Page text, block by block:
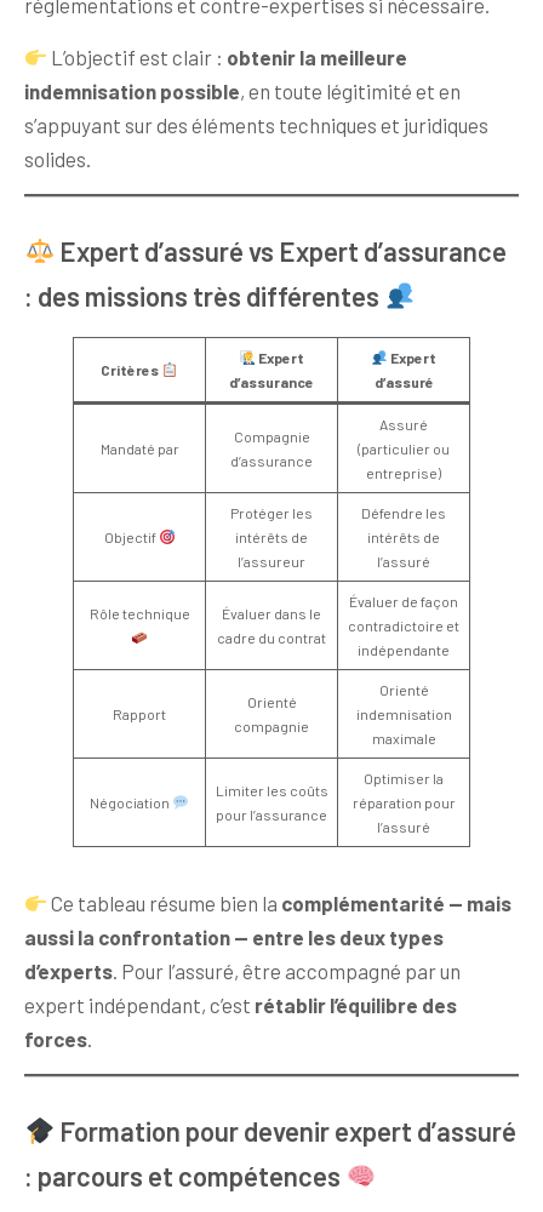
réglementations et contre-expertises si nécessaire.
L’objectif est clair : obtenir la meilleure
indemnisation possible, en toute légitimité et en
s’appuyant sur des éléments techniques et juridiques
solides.
Expert d’assuré vs Expert d’assurance
: des missions très différentes
Critères
Expert
d’assurance
Expert
d’assuré
Mandaté par
Compagnie
d’assurance
Assuré
(particulier ou
entreprise)
Objectif
Protéger les
intérêts de
l’assureur
Défendre les
intérêts de
l’assuré
Rôle technique
Évaluer dans le
cadre du contrat
Évaluer de façon
contradictoire et
indépendante
Rapport
Orienté
compagnie
Orienté
indemnisation
maximale
Négociation
Limiter les coûts
pour l’assurance
Optimiser la
réparation pour
l’assuré
Ce tableau résume bien la complémentarité — mais
aussi la confrontation — entre les deux types
d’experts. Pour l’assuré, être accompagné par un
expert indépendant, c’est rétablir l’équilibre des
forces.
Formation pour devenir expert d’assuré
: parcours et compétences